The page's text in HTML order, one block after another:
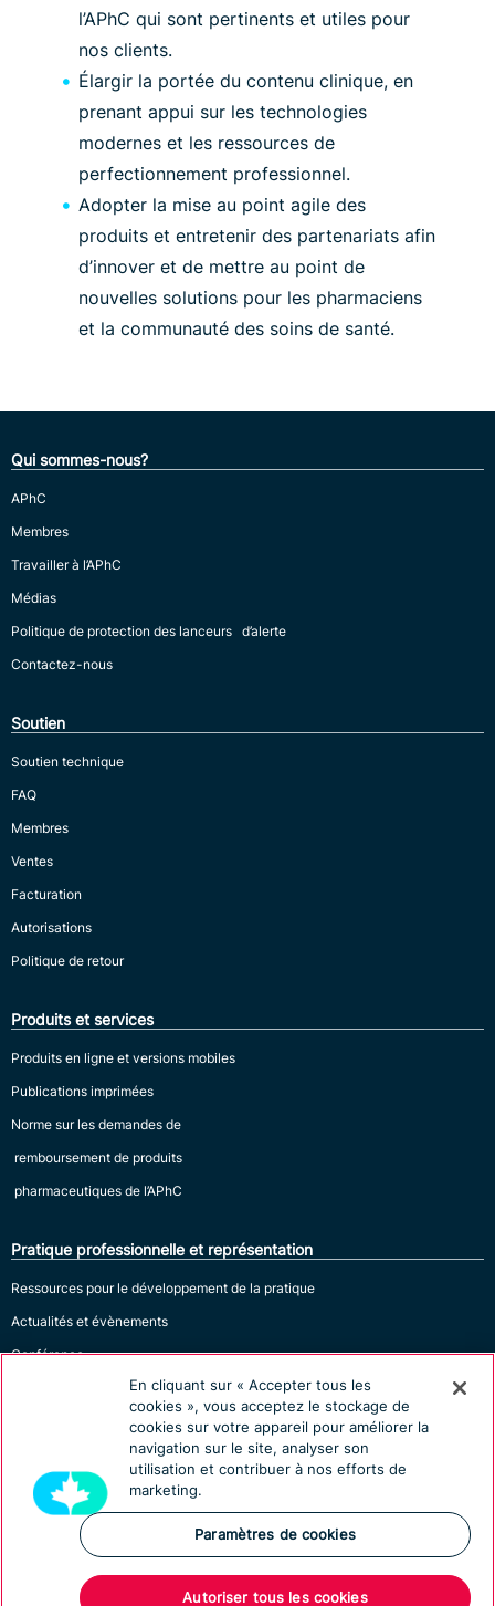
l’APhC qui sont pertinents et utiles pour
nos clients.
Élargir la portée du contenu clinique, en
prenant appui sur les technologies
modernes et les ressources de
perfectionnement professionnel.
Adopter la mise au point agile des
produits et entretenir des partenariats afin
d’innover et de mettre au point de
nouvelles solutions pour les pharmaciens
et la communauté des soins de santé.
Qui sommes-nous?
APhC
Membres
Travailler à l’APhC
Médias
Politique de protection des lanceurs d’alerte
Contactez-nous
Soutien
Soutien technique
FAQ
Membres
Ventes
Facturation
Autorisations
Politique de retour
Produits et services
Produits en ligne et versions mobiles
Publications imprimées
Norme sur les demandes de
remboursement de produits
pharmaceutiques de l’APhC
Pratique professionnelle et représentation
Ressources pour le développement de la pratique
Actualités et évènements
Conférence
© 2026 APhC. Tous les droits sont réservés.
Avertissement et Politique relative à la protection de l’information personnelle
En cliquant sur « Accepter tous les
cookies », vous acceptez le stockage de
cookies sur votre appareil pour améliorer la
navigation sur le site, analyser son
utilisation et contribuer à nos efforts de
marketing.
Paramètres de cookies
Autoriser tous les cookies